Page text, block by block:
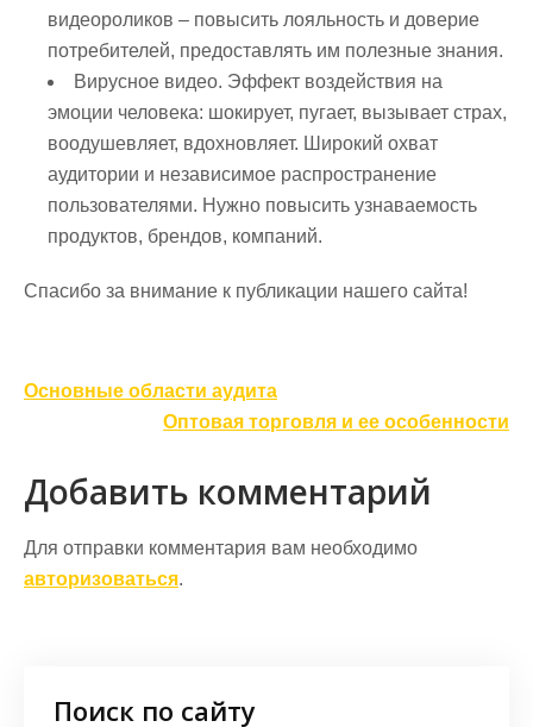
видеороликов – повысить лояльность и доверие
потребителей, предоставлять им полезные знания.
Вирусное видео. Эффект воздействия на
эмоции человека: шокирует, пугает, вызывает страх,
воодушевляет, вдохновляет. Широкий охват
аудитории и независимое распространение
пользователями. Нужно повысить узнаваемость
продуктов, брендов, компаний.
Спасибо за внимание к публикации нашего сайта!
Навигация
Основные области аудита
Оптовая торговля и ее особенности
Добавить комментарий
Для отправки комментария вам необходимо
авторизоваться.
Поиск по сайту